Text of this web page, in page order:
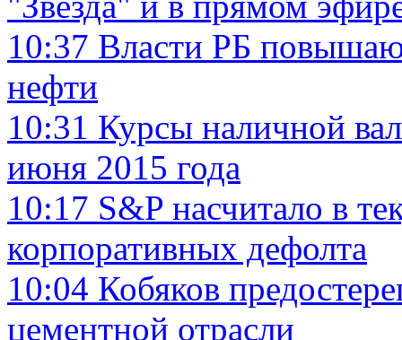
10:37 Власти РБ
нефти
10:31 Курсы наличной
июня 2015 года
10:17 S&P насчитало в
корпоративных дефолта
10:04 Кобяков
цементной отрасли